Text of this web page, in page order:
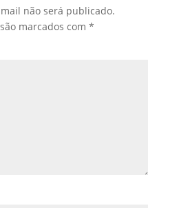
não será publicado.
marcados com *